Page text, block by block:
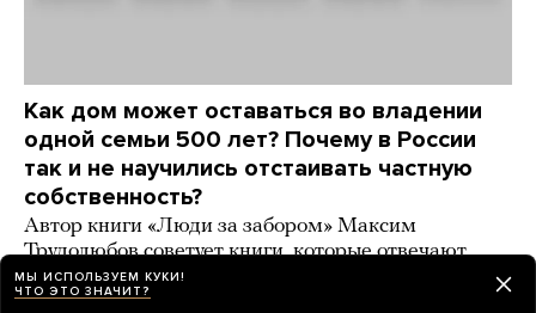
Как дом может оставаться во владении
одной семьи 500 лет? Почему в России
так и не научились отстаивать частную
собственность?
Автор книги «Люди за забором» Максим
Трудолюбов советует книги, которые отвечают
на эти вопросы
МЫ ИСПОЛЬЗУЕМ КУКИ!
ЧТО ЭТО ЗНАЧИТ?